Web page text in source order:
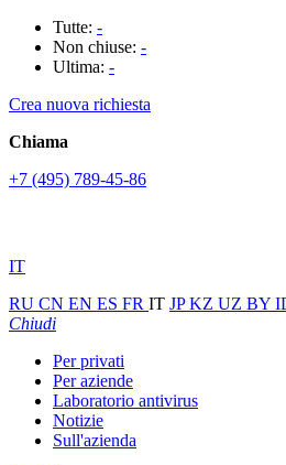
Tutte: -
Non chiuse: -
Ultima: -
Crea nuova richiesta
Chiama
+7 (495) 789-45-86
IT
RU CN EN ES FR IT JPKZ UZ BY
Chiudi
Per privati
Per aziende
Laboratorio antivirus
Notizie
Sull'azienda